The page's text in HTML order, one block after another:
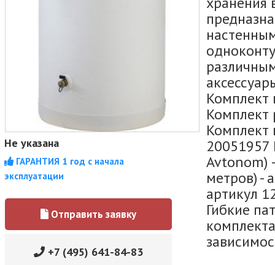
Не указана
ГАРАНТИЯ 1 год с начала
эксплуатации
Отправить заявку
+7 (495) 641-84-83
Комплект
Комплект
Комплект
20051957
Avtonom)
метров) -
артикул
Гибкие